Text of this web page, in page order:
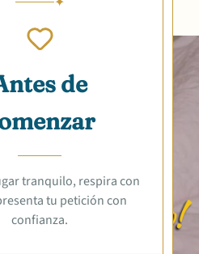
de
tranquilo, respira con
tu petición con
confianza.